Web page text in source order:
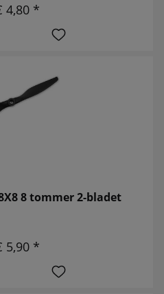
4,80 *
8 tommer 2-bladet
5,90 *